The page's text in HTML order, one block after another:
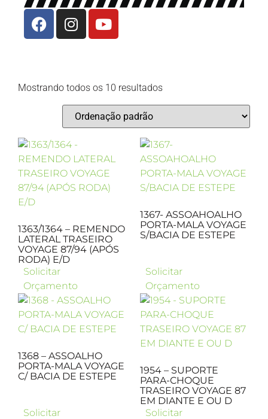
Mostrando todos os 10 resultados
1363/1364 – REMENDO
LATERAL TRASEIRO
VOYAGE 87/94 (APÓS
RODA) E/D
Solicitar
Orçamento
1367- ASSOAHOALHO
PORTA-MALA VOYAGE
S/BACIA DE ESTEPE
Solicitar
Orçamento
1368 – ASSOALHO
PORTA-MALA VOYAGE
C/ BACIA DE ESTEPE
Solicitar
1954 – SUPORTE
PARA-CHOQUE
TRASEIRO VOYAGE 87
EM DIANTE E OU D
Solicitar